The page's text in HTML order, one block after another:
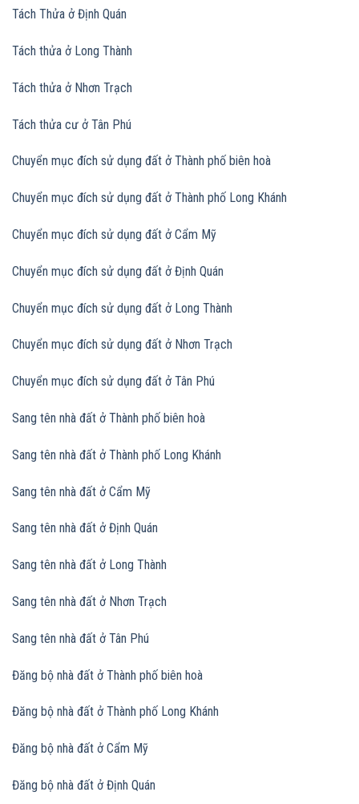
Tách Thửa ở Định Quán
Tách thửa ở Long Thành
Tách thửa ở Nhơn Trạch
Tách thửa cư ở Tân Phú
Chuyển mục đích sử dụng đất ở Thành phố biên hoà
Chuyển mục đích sử dụng đất ở Thành phố Long Khánh
Chuyển mục đích sử dụng đất ở Cẩm Mỹ
Chuyển mục đích sử dụng đất ở Định Quán
Chuyển mục đích sử dụng đất ở Long Thành
Chuyển mục đích sử dụng đất ở Nhơn Trạch
Chuyển mục đích sử dụng đất ở Tân Phú
Sang tên nhà đất ở Thành phố biên hoà
Sang tên nhà đất ở Thành phố Long Khánh
Sang tên nhà đất ở Cẩm Mỹ
Sang tên nhà đất ở Định Quán
Sang tên nhà đất ở Long Thành
Sang tên nhà đất ở Nhơn Trạch
Sang tên nhà đất ở Tân Phú
Đăng bộ nhà đất ở Thành phố biên hoà
Đăng bộ nhà đất ở Thành phố Long Khánh
Đăng bộ nhà đất ở Cẩm Mỹ
Đăng bộ nhà đất ở Định Quán